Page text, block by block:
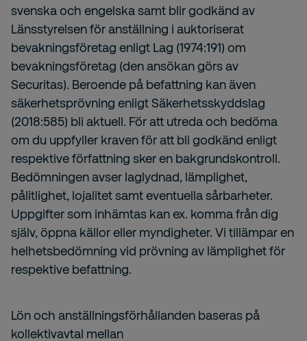
svenska och engelska samt blir godkänd av
Länsstyrelsen för anställning i auktoriserat
bevakningsföretag enligt Lag (1974:191) om
bevakningsföretag (den ansökan görs av
Securitas). Beroende på befattning kan även
säkerhetsprövning enligt Säkerhetsskyddslag
(2018:585) bli aktuell. För att utreda och bedöma
om du uppfyller kraven för att bli godkänd enligt
respektive författning sker en bakgrundskontroll.
Bedömningen avser laglydnad, lämplighet,
pålitlighet, lojalitet samt eventuella sårbarheter.
Uppgifter som inhämtas kan ex. komma från dig
själv, öppna källor eller myndigheter. Vi tillämpar en
helhetsbedömning vid prövning av lämplighet för
respektive befattning.
Lön och anställningsförhållanden baseras på
kollektivavtal mellan